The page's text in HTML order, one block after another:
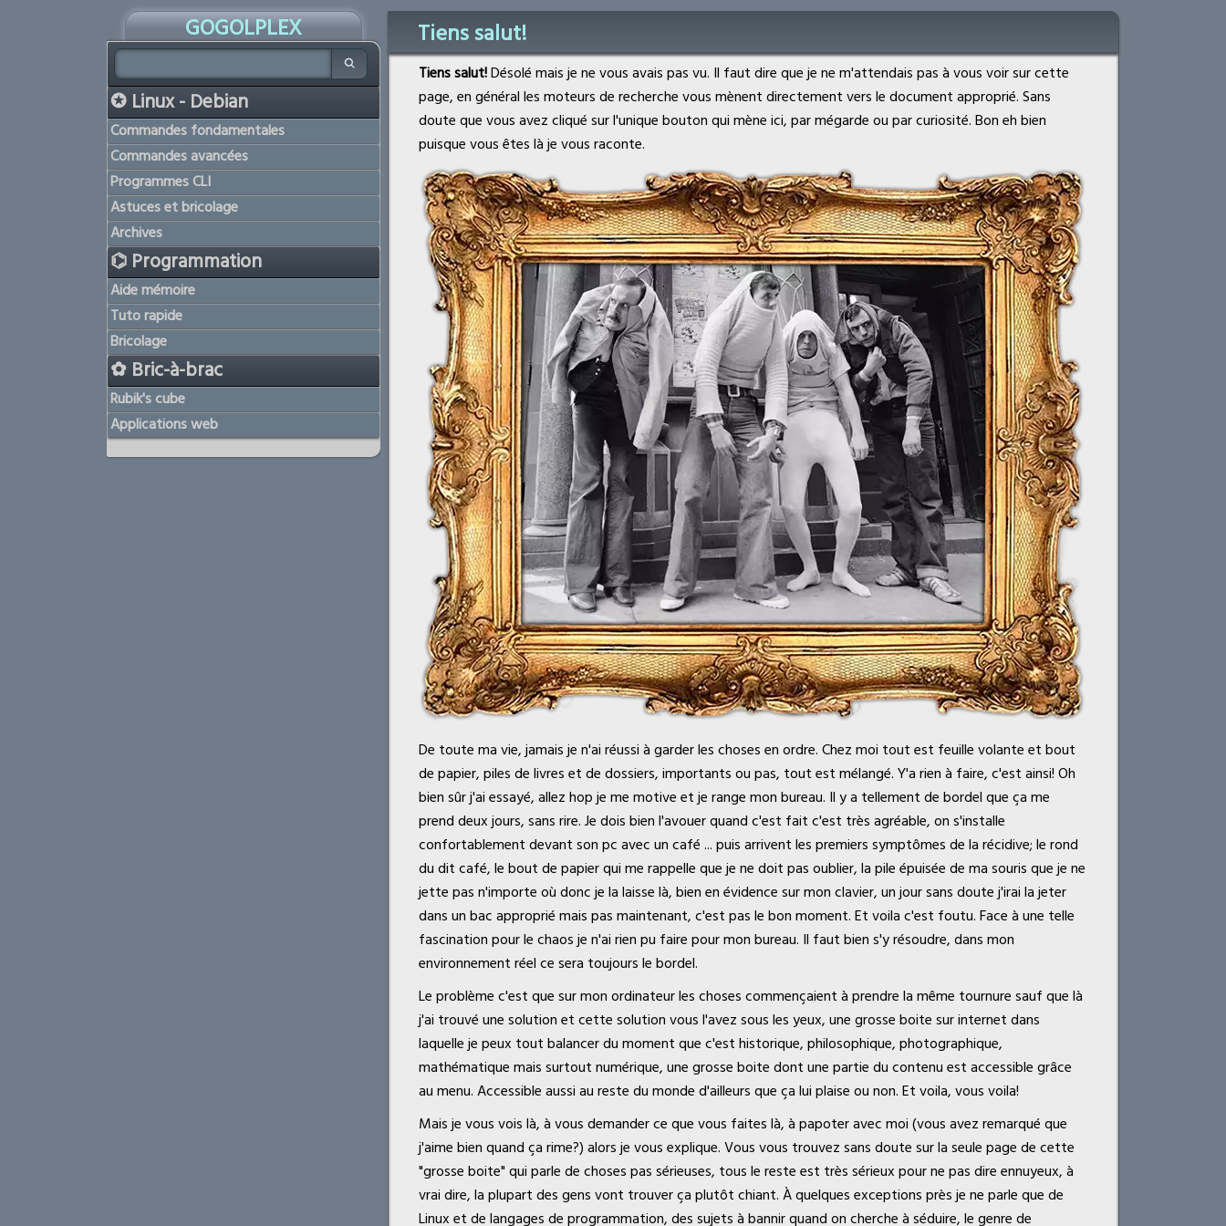
GOGOLPLEX
✪ Linux - Debian
Commandes fondamentales
Commandes avancées
Programmes CLI
Astuces et bricolage
Archives
⌬ Programmation
Aide mémoire
Tuto rapide
Bricolage
✿ Bric-à-brac
Rubik's cube
Applications web
Tiens salut!
Tiens salut!Désolé mais je ne vous avais pas vu. Il faut dire que je ne m'attendais pas à vous voir sur cette
page, en général les moteurs de recherche vous mènent directement vers le document approprié. Sans
doute que vous avez cliqué sur l'unique bouton qui mène ici, par mégarde ou par curiosité. Bon eh bien
puisque vous êtes là je vous raconte.
De toute ma vie, jamais je n'ai réussi à garder les choses en ordre. Chez moi tout est feuille volante et bout
de papier, piles de livres et de dossiers, importants ou pas, tout est mélangé. Y'a rien à faire, c'est ainsi! Oh
bien sûr j'ai essayé, allez hop je me motive et je range mon bureau. Il y a tellement de bordel que ça me
prend deux jours, sans rire. Je dois bien l'avouer quand c'est fait c'est très agréable, on s'installe
confortablement devant son pc avec un café ... puis arrivent les premiers symptômes de la récidive; le rond
du dit café, le bout de papier qui me rappelle que je ne doit pas oublier, la pile épuisée de ma souris que je ne
jette pas n'importe où donc je la laisse là, bien en évidence sur mon clavier, un jour sans doute j'irai la jeter
dans un bac approprié mais pas maintenant, c'est pas le bon moment. Et voila c'est foutu. Face à une telle
fascination pour le chaos je n'ai rien pu faire pour mon bureau. Il faut bien s'y résoudre, dans mon
environnement réel ce sera toujours le bordel.
Le problème c'est que sur mon ordinateur les choses commençaient à prendre la même tournure sauf que là
j'ai trouvé une solution et cette solution vous l'avez sous les yeux, une grosse boite sur internet dans
laquelle je peux tout balancer du moment que c'est historique, philosophique, photographique,
mathématique mais surtout numérique, une grosse boite dont une partie du contenu est accessible grâce
au menu. Accessible aussi au reste du monde d'ailleurs que ça lui plaise ou non. Et voila, vous voila!
Mais je vous vois là, à vous demander ce que vous faites là, à papoter avec moi (vous avez remarqué que
j'aime bien quand ça rime?) alors je vous explique. Vous vous trouvez sans doute sur la seule page de cette
"grosse boite" qui parle de choses pas sérieuses, tous le reste est très sérieux pour ne pas dire ennuyeux, à
vrai dire, la plupart des gens vont trouver ça plutôt chiant. À quelques exceptions près je ne parle que de
Linux et de langages de programmation, des sujets à bannir quand on cherche à séduire, le genre de